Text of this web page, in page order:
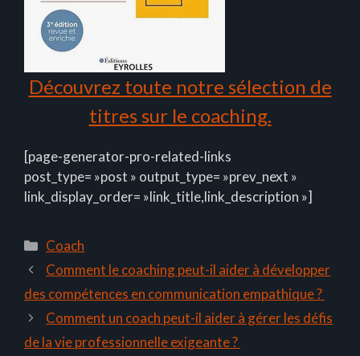
Découvrez toute notre sélection de
titres sur le coaching.
[page-generator-pro-related-links
post_type= »post » output_type= »prev_next »
link_display_order= »link_title,link_description »]
Catégories
Coach
Comment le coaching peut-il aider à développer
des compétences en communication empathique ?
Comment un coach peut-il aider à gérer les défis
de la vie professionnelle exigeante ?